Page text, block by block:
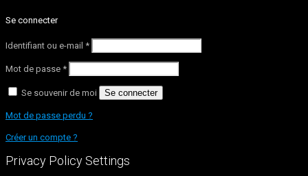
Se connecter
Identifiant ou e-mail *
Mot de passe *
Se souvenir de moi Se connecter
Mot de passe perdu ?
Créer un compte ?
Privacy Policy Settings